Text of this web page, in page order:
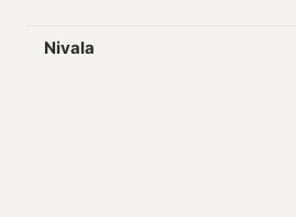
Nivala